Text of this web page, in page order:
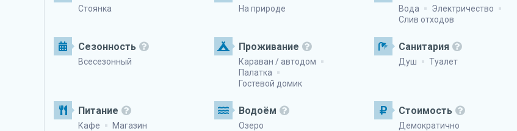
Стоянка На природе Вода
Электричество
Слив отходов
Сезонность
Всесезонный
Проживание
Караван / автодом
Палатка
Гостевой домик
Санитария
Душ Туалет
Питание
Кафе Магазин
Водоём
Озеро
Стоимость
Демократично